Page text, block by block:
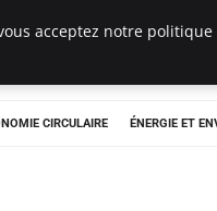
CIRCULAIRE ÉNERGIE ET
acceptez notre